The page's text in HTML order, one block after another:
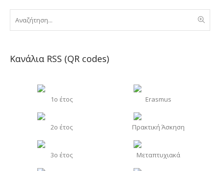
Κανάλια RSS (QR codes)
1o έτος Erasmus
2o έτος Πρακτική Άσκηση
3o έτος Μεταπτυχιακά